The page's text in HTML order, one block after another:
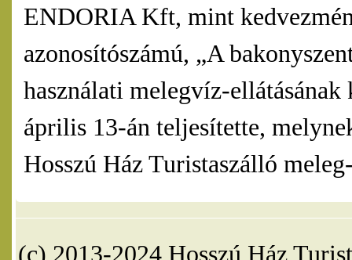
ENDORIA Kft, mint
azonosítószámú, „A
használati melegvíz-
április 13-án teljesítette,
Hosszú Ház Turistaszálló
(c) 2013-2024 Hosszú Ház